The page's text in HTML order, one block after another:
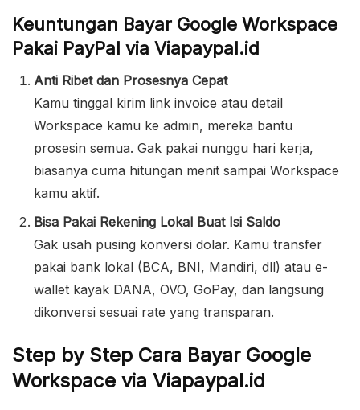
Keuntungan Bayar Google Workspace
Pakai PayPal via Viapaypal.id
Anti Ribet dan Prosesnya Cepat
Kamu tinggal kirim link invoice atau detail
Workspace kamu ke admin, mereka bantu
prosesin semua. Gak pakai nunggu hari kerja,
biasanya cuma hitungan menit sampai Workspace
kamu aktif.
Bisa Pakai Rekening Lokal Buat Isi Saldo
Gak usah pusing konversi dolar. Kamu transfer
pakai bank lokal (BCA, BNI, Mandiri, dll) atau e-
wallet kayak DANA, OVO, GoPay, dan langsung
dikonversi sesuai rate yang transparan.
Step by Step Cara Bayar Google
Workspace via Viapaypal.id